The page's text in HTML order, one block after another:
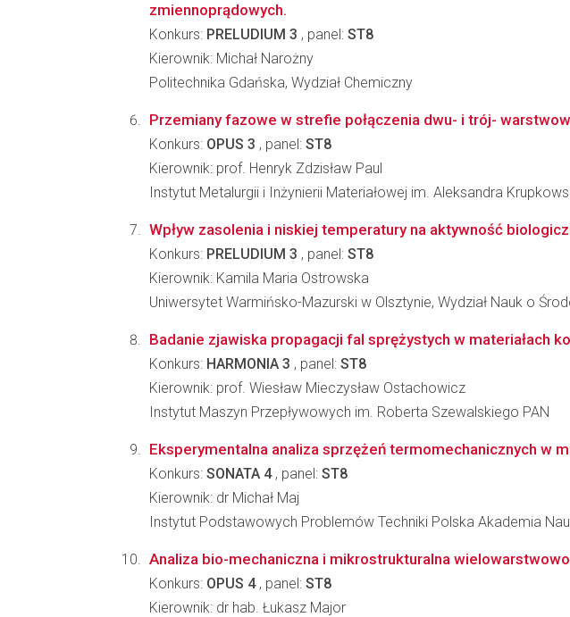
zmiennoprądowych.
Konkurs: PRELUDIUM 3 , panel: ST8
Kierownik: Michał Narożny
Politechnika Gdańska, Wydział Chemiczny
Przemiany fazowe w strefie połączenia dwu- i trój-
Konkurs: OPUS 3 , panel: ST8
Kierownik: prof. Henryk Zdzisław Paul
Instytut Metalurgii i Inżynierii Materiałowej im. Aleksandra
Wpływ zasolenia i niskiej temperatury na aktywność
Konkurs: PRELUDIUM 3 , panel: ST8
Kierownik: Kamila Maria Ostrowska
Uniwersytet Warmińsko-Mazurski w Olsztynie, Wydział Nauk o
Badanie zjawiska propagacji fal sprężystych w materiałach
Konkurs: HARMONIA 3 , panel: ST8
Kierownik: prof. Wiesław Mieczysław Ostachowicz
Instytut Maszyn Przepływowych im. Roberta Szewalskiego PAN
Eksperymentalna analiza sprzężeń termomechanicznych w
Konkurs: SONATA 4, panel: ST8
Kierownik: dr Michał Maj
Instytut Podstawowych Problemów Techniki Polska Akademia
Analiza bio-mechaniczna i mikrostrukturalna
Konkurs: OPUS 4, panel: ST8
Kierownik: dr hab. Łukasz Major